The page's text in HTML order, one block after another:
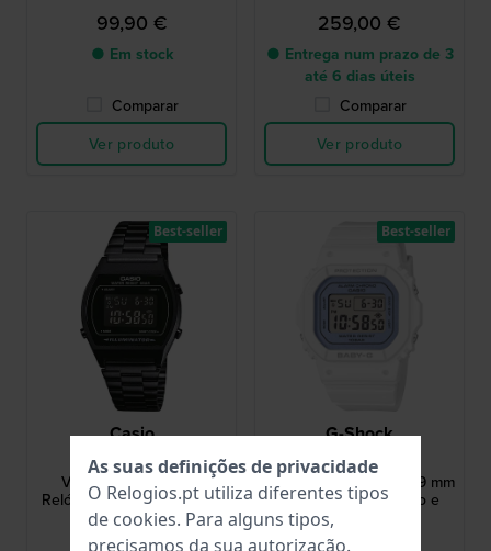
99,90 €
● Em stock
Comparar
Ver produto
259,00 €
● Entrega num prazo de 3
até 6 dias úteis
Comparar
Ver produto
Casio
B640WB-1BEF
Vintage Edgy 35 mm
Relógio Retro Digital Preto
59,90 €
Best-seller
G-Shock
BGD-565SC-2BER
BABY-G Urban LED 37.9 mm
Relógio digital branco e
azul para mulher
79,90 €
Best-seller
As suas definições de privacidade
O Relogios.pt utiliza diferentes tipos
de cookies. Para alguns tipos,
precisamos da sua autorização.